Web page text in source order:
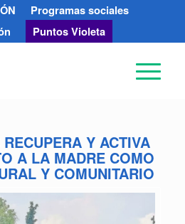
Programas sociales
Puntos Violeta
Y ACTIVA
A LA MADRE COMO
Y COMUNITARIO